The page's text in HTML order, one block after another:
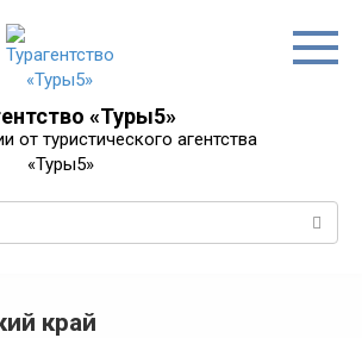
«Туры5»
от туристического агентства
«Туры5»
край